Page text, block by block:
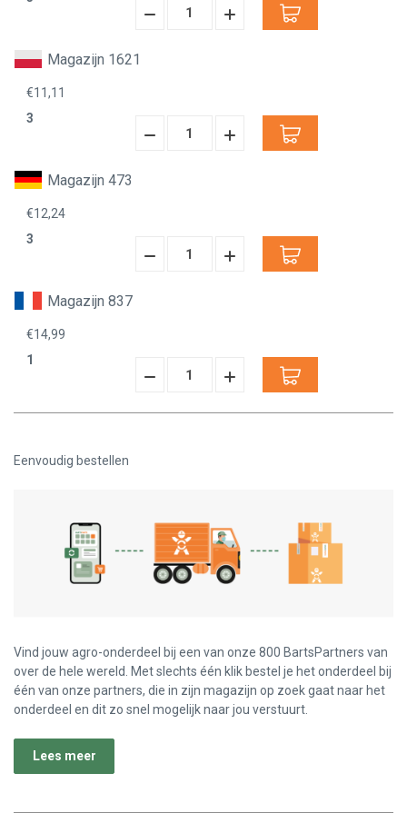
Hoeveelheid
Hoeveelheid
Magazijn 1621
€11,11
3
Hoeveelheid
Hoeveelheid
Magazijn 473
€12,24
3
Hoeveelheid
Hoeveelheid
Magazijn 837
€14,99
1
Hoeveelheid
Verminderen:
Hoeveelheid
verhogen:
Eenvoudig bestellen
Vind jouw agro-onderdeel bij een van onze 800 BartsPartners van
over de hele wereld. Met slechts één klik bestel je het onderdeel bij
één van onze partners, die in zijn magazijn op zoek gaat naar het
onderdeel en dit zo snel mogelijk naar jou verstuurt.
Lees meer